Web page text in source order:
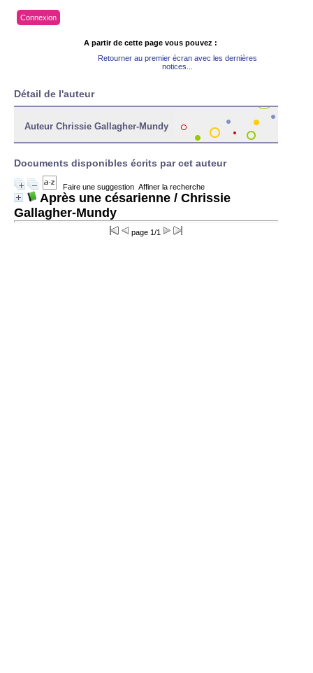
Connexion
A partir de cette page vous pouvez :
Retourner au premier écran avec les dernières
notices...
Détail de l'auteur
Auteur Chrissie Gallagher-Mundy
Documents disponibles écrits par cet auteur
Faire une suggestion Affiner la recherche
Après une césarienne / Chrissie
Gallagher-Mundy
page 1/1